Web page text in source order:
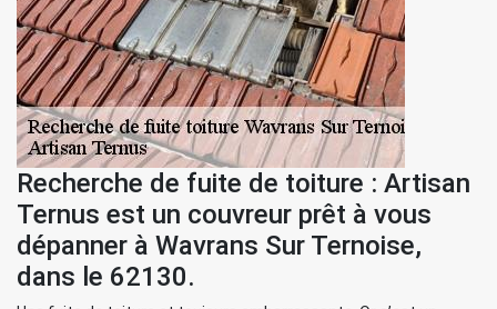
Recherche de fuite de toiture : Artisan
Ternus est un couvreur prêt à vous
dépanner à Wavrans Sur Ternoise,
dans le 62130.